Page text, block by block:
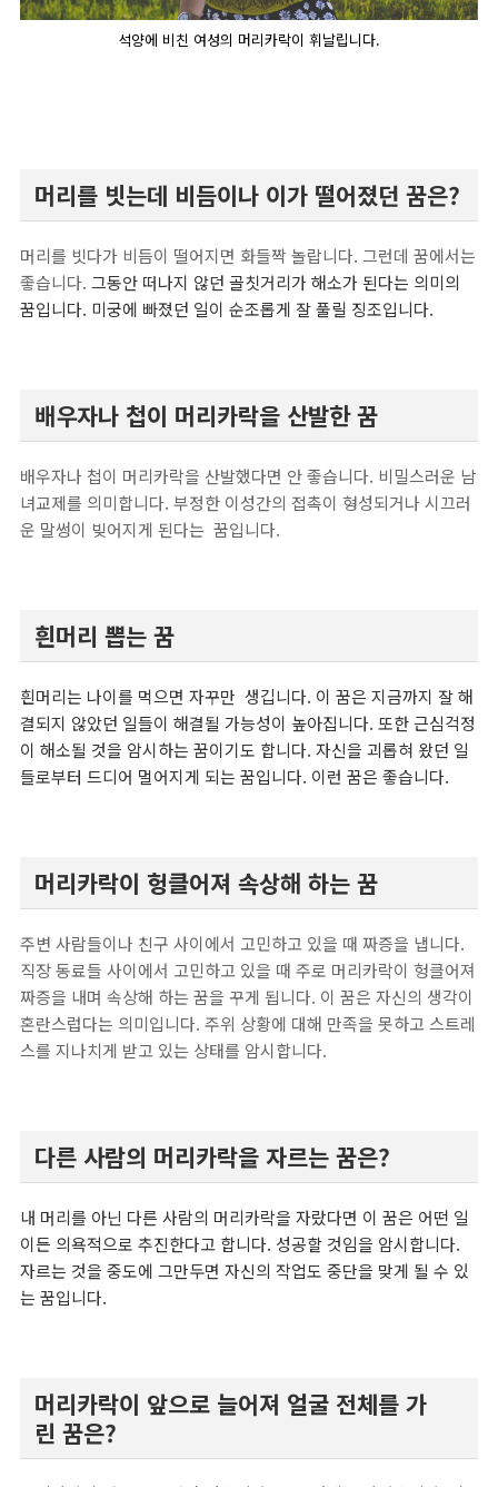
석양에 비친 여성의 머리카락이 휘날립니다.
머리를 빗는데 비듬이나 이가 떨어졌던 꿈은?
머리를 빗다가 비듬이 떨어지면 화들짝 놀랍니다. 그런데 꿈에서는
좋습니다. 그동안 떠나지 않던 골칫거리가 해소가 된다는 의미의
꿈입니다. 미궁에 빠졌던 일이 순조롭게 잘 풀릴 징조입니다.
배우자나 첩이 머리카락을 산발한 꿈
배우자나 첩이 머리카락을 산발했다면 안 좋습니다. 비밀스러운 남
녀교제를 의미합니다. 부정한 이성간의 접촉이 형성되거나 시끄러
운 말썽이 빚어지게 된다는 꿈입니다.
흰머리 뽑는 꿈
흰머리는 나이를 먹으면 자꾸만 생깁니다. 이 꿈은 지금까지 잘 해
결되지 않았던 일들이 해결될 가능성이 높아집니다. 또한 근심걱정
이 해소될 것을 암시하는 꿈이기도 합니다. 자신을 괴롭혀 왔던 일
들로부터 드디어 멀어지게 되는 꿈입니다. 이런 꿈은 좋습니다.
머리카락이 헝클어져 속상해 하는 꿈
주변 사람들이나 친구 사이에서 고민하고 있을 때 짜증을 냅니다.
직장 동료들 사이에서 고민하고 있을 때 주로 머리카락이 헝클어져
짜증을 내며 속상해 하는 꿈을 꾸게 됩니다. 이 꿈은 자신의 생각이
혼란스럽다는 의미입니다. 주위 상황에 대해 만족을 못하고 스트레
스를 지나치게 받고 있는 상태를 암시합니다.
다른 사람의 머리카락을 자르는 꿈은?
내 머리를 아닌 다른 사람의 머리카락을 자랐다면 이 꿈은 어떤 일
이든 의욕적으로 추진한다고 합니다. 성공할 것임을 암시합니다.
자르는 것을 중도에 그만두면 자신의 작업도 중단을 맞게 될 수 있
는 꿈입니다.
머리카락이 앞으로 늘어져 얼굴 전체를 가
린 꿈은?